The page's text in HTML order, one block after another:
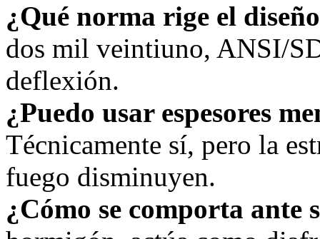
¿Qué norma rige el
dos mil veintiuno, ANSI/
deflexión.
¿Puedo usar espesores
Técnicamente sí, pero la
fuego disminuyen.
¿Cómo se comporta ante